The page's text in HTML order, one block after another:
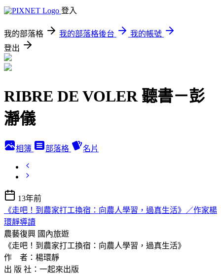
登入
我的部落格 我的部落格後台
我的帳號
登出
RIBRE DE VOLER 聽書－彭
瀞儀
相簿 部落格 名片
13年前
《走吧！到農家打工換宿：向農人學習，過真生活》／作家楊
環靜導讀
農藝復興 國內旅遊
《走吧！到農家打工換宿：向農人學習，過真生活》
作 者：楊環靜
出 版 社：一起來出版